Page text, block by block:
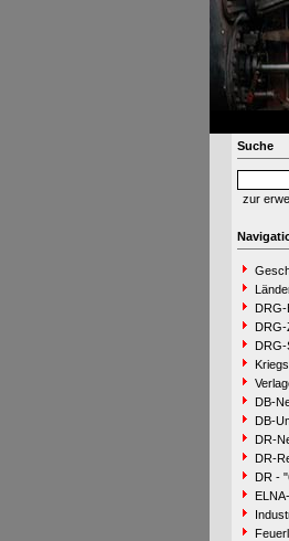
Suche
zur
DRG-
DRG-
DRG-
DB-
DB-
DR-
DR-
DR -